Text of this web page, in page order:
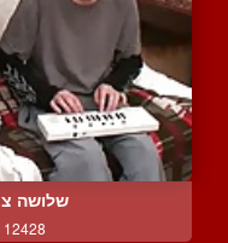
שלושה
12428 צפיות